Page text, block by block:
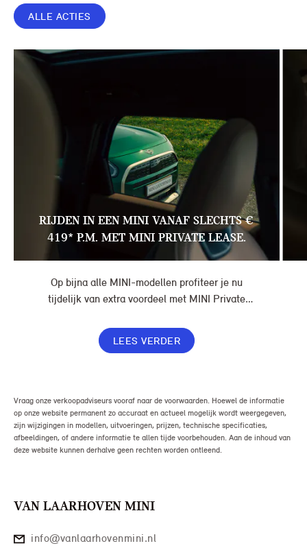
ALLE ACTIES
RIJDEN IN EEN MINI VANAF SLECHTS €
419* P.M. MET MINI PRIVATE LEASE.
Op bijna alle MINI-modellen profiteer je nu
tijdelijk van extra voordeel met MINI Private
maand, in plaats van € 449. Afhankelijk van de
uitvoering kan jouw voordeel nog verder oplopen.
LEES VERDER
Vraag onze verkoopadviseurs vooraf naar de voorwaarden. Hoewel de informatie
op onze website permanent zo accuraat en actueel mogelijk wordt weergegeven,
zijn wijzigingen in modellen, uitvoeringen, prijzen, technische specificaties,
afbeeldingen, of andere informatie te allen tijde voorbehouden. Aan de inhoud van
deze website kunnen derhalve geen rechten worden ontleend.
VAN LAARHOVEN MINI
info@vanlaarhovenmini.nl